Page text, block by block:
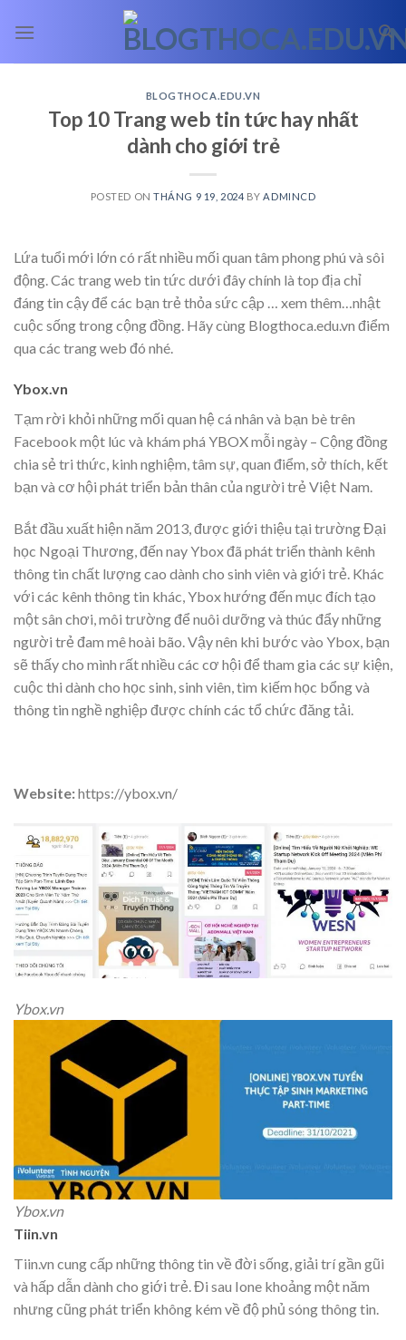
BLOGTHOCA.EDU.VN
Top 10 Trang web tin tức hay nhất
dành cho giới trẻ
POSTED ONTHÁNG 9 19, 2024 BY ADMINCD
Lứa tuổi mới lớn có rất nhiều mối quan tâm phong phú và sôi
động. Các trang web tin tức dưới đây chính là top địa chỉ
đáng tin cậy để các bạn trẻ thỏa sức cập
… xem thêm… nhật
cuộc sống trong cộng đồng. Hãy cùng Blogthoca.edu.vn điểm
qua các trang web đó nhé.
Ybox.vn
Tạm rời khỏi những mối quan hệ cá nhân và bạn bè trên
Facebook một lúc và khám phá YBOX mỗi ngày – Cộng đồng
chia sẻ tri thức, kinh nghiệm, tâm sự, quan điểm, sở thích, kết
bạn và cơ hội phát triển bản thân của người trẻ Việt Nam.
Bắt đầu xuất hiện năm 2013, được giới thiệu tại trường Đại
học Ngoại Thương, đến nay Ybox đã phát triển thành kênh
thông tin chất lượng cao dành cho sinh viên và giới trẻ. Khác
với các kênh thông tin khác, Ybox hướng đến mục đích tạo
một sân chơi, môi trường để nuôi dưỡng và thúc đẩy những
người trẻ đam mê hoài bão. Vậy nên khi bước vào Ybox, bạn
sẽ thấy cho mình rất nhiều các cơ hội để tham gia các sự kiện,
cuộc thi dành cho học sinh, sinh viên, tìm kiếm học bổng và
thông tin nghề nghiệp được chính các tổ chức đăng tải.
Website:https://ybox.vn/
Ybox.vn
Ybox.vn
Tiin.vn
Tiin.vn cung cấp những thông tin về đời sống, giải trí gần gũi
và hấp dẫn dành cho giới trẻ. Đi sau Ione khoảng một năm
nhưng cũng phát triển không kém về độ phủ sóng thông tin.